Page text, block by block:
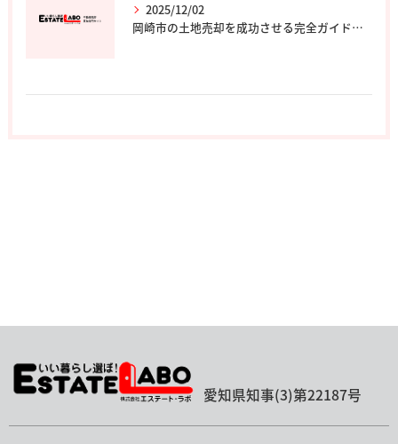
2025/12/02
岡崎市の土地売却を成功させる完全ガイド｜エステート・ラボ
愛知県知事(3)第22187号